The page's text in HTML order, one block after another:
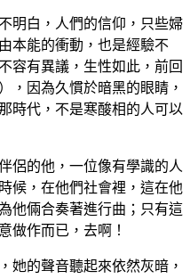
明白，人們的信仰，只些婦
本能的衝動，也是經驗不
容有異議，生性如此，前回
，因為久慣於暗黑的眼睛，
時代，不是寒酸相的人可以
侶的他，一位像有學識的人
候，在他們社會裡，這在他
他倆合奏著進行曲；只有這
做作而已，去啊！
她的聲音聽起來依然灰暗，